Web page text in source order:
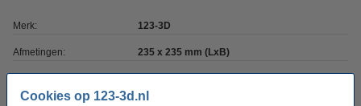
Cookies op 123-3d.nl
Merk: 123-3D
Afmetingen: 235 x 235 mm (LxB)